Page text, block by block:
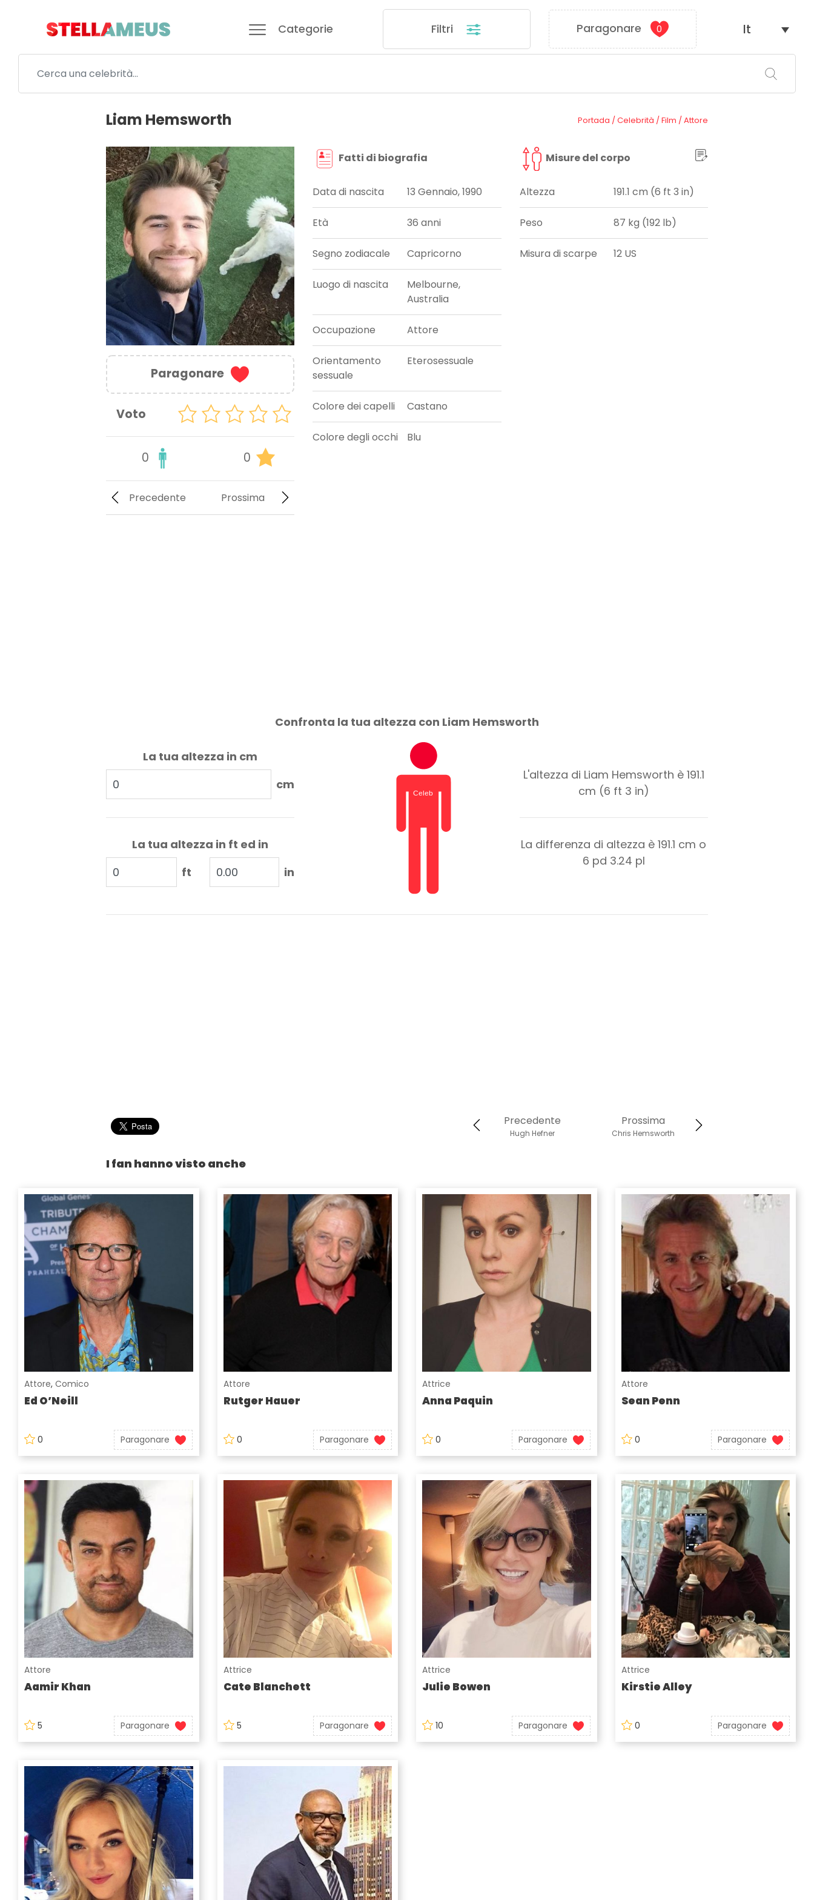
Categorie Filtri Paragonare 0 It
Liam Hemsworth Portada /Celebrità /Film /Attore
Paragonare
Voto
0 0
Prossima
Precedente
Fatti di biografia
Data di nascita 13 Gennaio, 1990
Età 36 anni
Segno zodiacale Capricorno
Luogo di nascita
Melbourne,
Australia
Occupazione Attore
Orientamento
sessuale
Eterosessuale
Colore dei capelli Castano
Colore degli occhi Blu
Misure del corpo
Altezza 191.1 cm (6 ft 3 in)
Peso 87 kg (192 lb)
Misura di scarpe 12 US
Confronta la tua altezza con Liam Hemsworth
La tua altezza in cm
cm
La tua altezza in ft ed in
ft
in
L'altezza di Liam Hemsworth è 191.1
cm (6 ft 3 in)
La differenza di altezza è191.1 cm o
6 pd 3.24 pl
Prossima
Chris Hemsworth
Precedente
Hugh Hefner
I fan hanno visto anche
Attore, Comico
Ed O’Neill
0 Paragonare
Attore
Rutger Hauer
0 Paragonare
Attrice
Anna Paquin
0 Paragonare
Attore
Sean Penn
0 Paragonare
Attore
Aamir Khan
5 Paragonare
Attrice
Cate Blanchett
5 Paragonare
Attrice
Julie Bowen
10 Paragonare
Attrice
Kirstie Alley
0 Paragonare